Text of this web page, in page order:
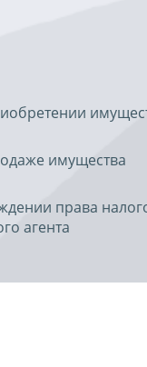
имущества
права
агента